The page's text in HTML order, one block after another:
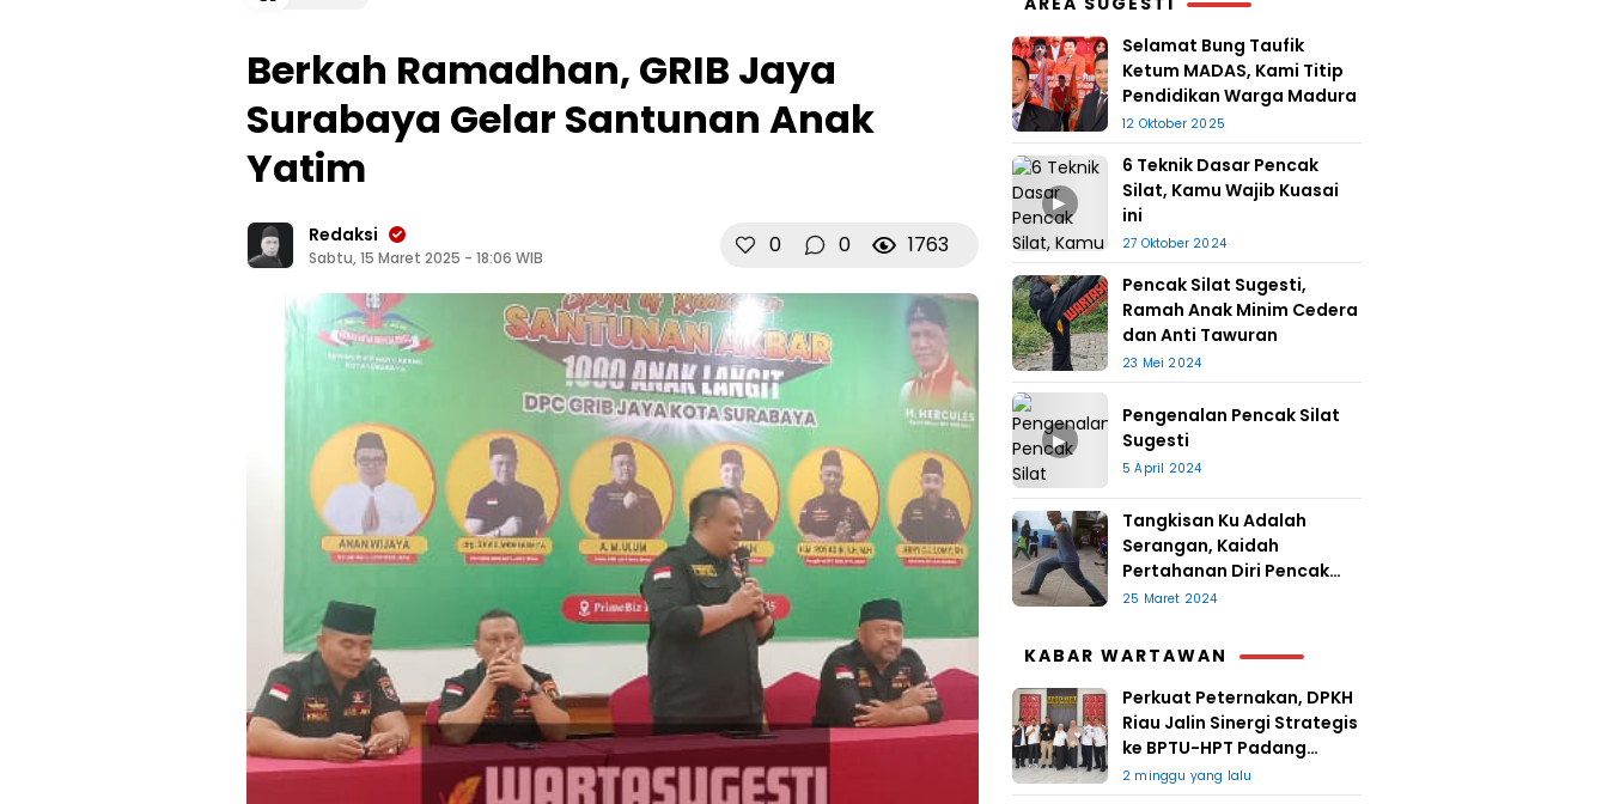
Berkah Ramadhan, GRIB Jaya
Surabaya Gelar Santunan Anak
Yatim
Redaksi
Sabtu, 15 Maret 2025 - 18:06 WIB 0 0 1763
Selamat Bung Taufik
Ketum MADAS, Kami Titip
Pendidikan Warga Madura
12 Oktober 2025
▶
6 Teknik Dasar Pencak
Silat, Kamu Wajib Kuasai
ini
27 Oktober 2024
Pencak Silat Sugesti,
Ramah Anak Minim Cedera
dan Anti Tawuran
23 Mei 2024
▶
Pengenalan Pencak Silat
Sugesti
5 April 2024
Tangkisan Ku Adalah
Serangan, Kaidah
Pertahanan Diri Pencak
Sugesti
25 Maret 2024
KABAR WARTAWAN
Perkuat Peternakan, DPKH
Riau Jalin Sinergi Strategis
ke BPTU-HPT Padang
Mengatas
2 minggu yang lalu